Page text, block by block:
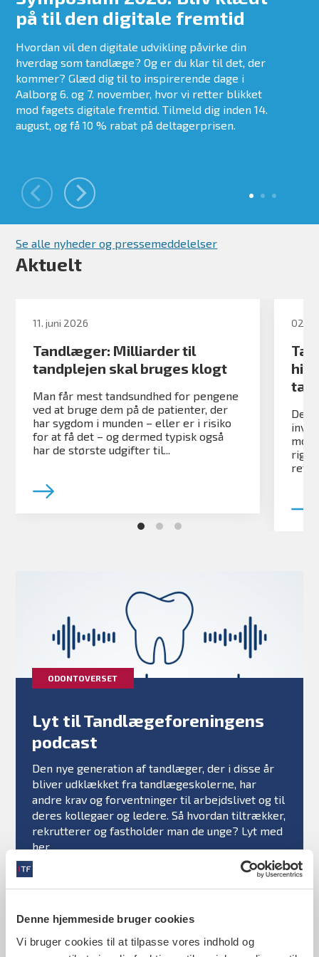
Denne hjemmeside bruger cookies
Vi bruger cookies til at tilpasse vores indhold og
på til den digitale fremtid
Hvordan vil den digitale udvikling påvirke din
hverdag som tandlæge? Og er du klar til det, der
kommer? Glæd dig til to inspirerende dage i
Aalborg 6. og 7. november, hvor vi retter blikket
mod fagets digitale fremtid. Tilmeld dig inden 14.
august, og få 10 % rabat på deltagerprisen.
Se alle nyheder og pressemeddelelser
Aktuelt
11. juni 2026
Tandlæger: Milliarder til
tandplejen skal bruges klogt
Man får mest tandsundhed for pengene
ved at bruge dem på de patienter, der
har sygdom i munden – eller er i risiko
for at få det – og dermed typisk også
har de største udgifter til...
02.
Den
mod
rette
ODONTOVERSET
Lyt til Tandlægeforeningens
podcast
Den nye generation af tandlæger, der i disse år
bliver udklækket fra tandlægeskolerne, har
andre krav og forventninger til arbejdslivet og til
deres kollegaer og ledere. Så hvordan tiltrækker,
rekrutterer og fastholder man de unge? Lyt med
her.